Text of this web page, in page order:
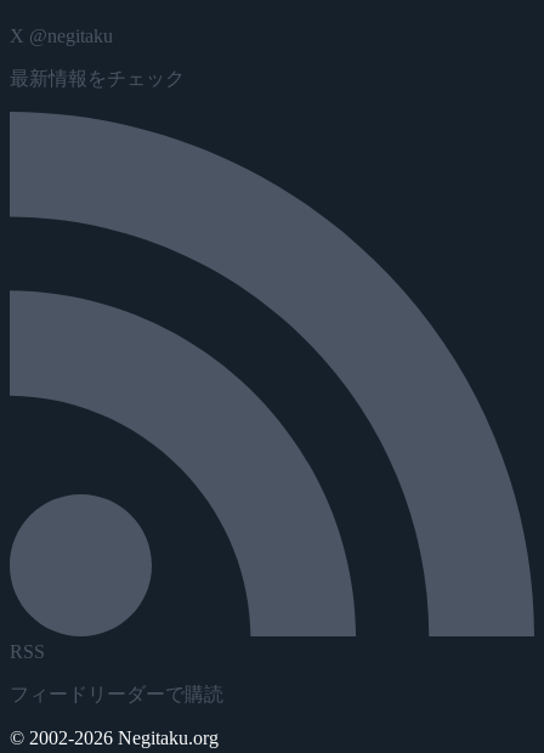
X @negitaku
最新情報をチェック
RSS
フィードリーダーで購読
© 2002-2026 Negitaku.org